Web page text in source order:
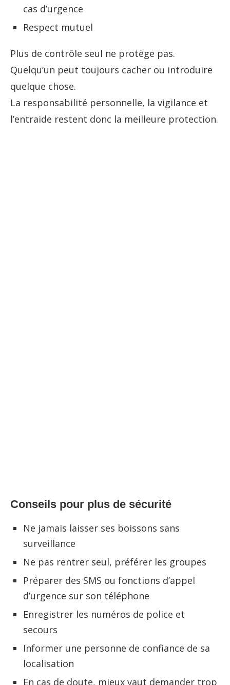
cas d’urgence
Respect mutuel
Plus de contrôle seul ne protège pas.
Quelqu’un peut toujours cacher ou introduire
quelque chose.
La responsabilité personnelle, la vigilance et
l’entraide restent donc la meilleure protection.
Conseils pour plus de sécurité
Ne jamais laisser ses boissons sans
surveillance
Ne pas rentrer seul, préférer les groupes
Préparer des SMS ou fonctions d’appel
d’urgence sur son téléphone
Enregistrer les numéros de police et
secours
Informer une personne de confiance de sa
localisation
En cas de doute, mieux vaut demander trop